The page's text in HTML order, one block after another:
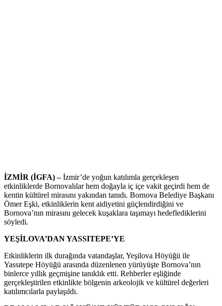
İZMİR (İGFA) –İzmir’de yoğun katılımla gerçekleşen
etkinliklerde Bornovalılar hem doğayla iç içe vakit geçirdi hem de
kentin kültürel mirasını yakından tanıdı. Bornova Belediye Başkanı
Ömer Eşki, etkinliklerin kent aidiyetini güçlendirdiğini ve
Bornova’nın mirasını gelecek kuşaklara taşımayı hedeflediklerini
söyledi.
YEŞİLOVA’DAN YASSITEPE’YE
Etkinliklerin ilk durağında vatandaşlar, Yeşilova Höyüğü ile
Yassıtepe Höyüğü arasında düzenlenen yürüyüşte Bornova’nın
binlerce yıllık geçmişine tanıklık etti. Rehberler eşliğinde
gerçekleştirilen etkinlikte bölgenin arkeolojik ve kültürel değerleri
katılımcılarla paylaşıldı.